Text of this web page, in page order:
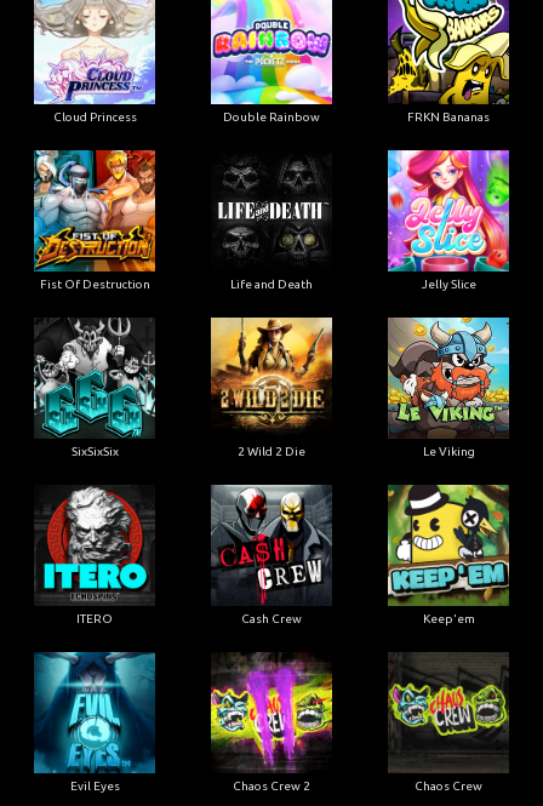
Cloud Princess Double Rainbow FRKN Bananas
Fist Of Destruction Life and Death Jelly Slice
SixSixSix 2 Wild 2 Die Le Viking
ITERO Cash Crew Keep'em
Evil Eyes Chaos Crew 2 Chaos Crew